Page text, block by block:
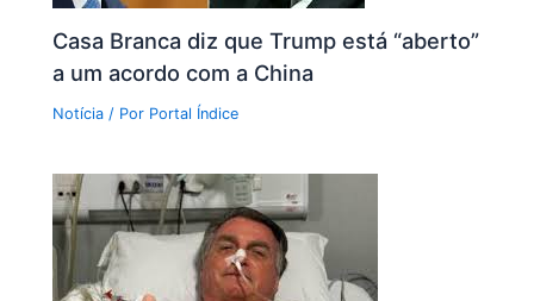
Casa Branca diz que Trump está “aberto”
a um acordo com a China
Notícia / Por Portal Índice